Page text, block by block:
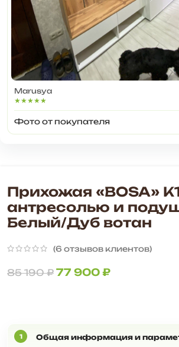
Marusya
★★★★★
Фото от покупателя
Прихожая «BOSA»
антресолью и
Белый/Дуб вотан
(6 отзывов клиентов)
85 190₽ 77 900₽